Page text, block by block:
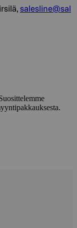
salesline@sal